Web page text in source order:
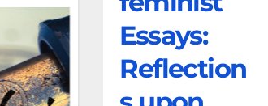
Essays:
Reflection